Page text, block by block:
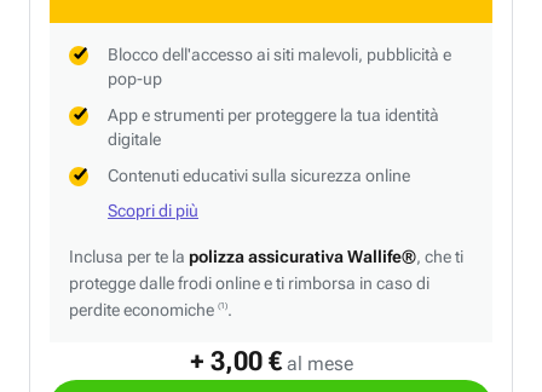
+ 3,00 € al mese
Blocco dell'accesso ai siti malevoli, pubblicità e
pop-up
App e strumenti per proteggere la tua identità
digitale
Contenuti educativi sulla sicurezza online
Scopri di più
Inclusa per te la polizza assicurativa Wallife®, che ti
protegge dalle frodi online e ti rimborsa in caso di
perdite economiche (1).